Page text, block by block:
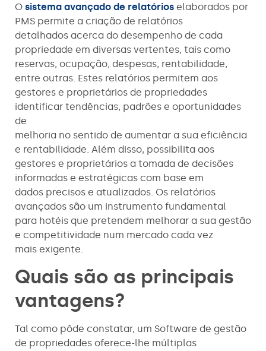
O sistema avançado de relatórios elaborados por
PMS permite a criação de relatórios
detalhados acerca do desempenho de cada
propriedade em diversas vertentes, tais como
reservas, ocupação, despesas, rentabilidade,
entre outras. Estes relatórios permitem aos
gestores e proprietários de propriedades
identificar tendências, padrões e oportunidades
de
melhoria no sentido de aumentar a sua eficiência
e rentabilidade. Além disso, possibilita aos
gestores e proprietários a tomada de decisões
informadas e estratégicas com base em
dados precisos e atualizados. Os relatórios
avançados são um instrumento fundamental
para hotéis que pretendem melhorar a sua gestão
e competitividade num mercado cada vez
mais exigente.
Quais são as principais
vantagens?
Tal como pôde constatar, um Software de gestão
de propriedades oferece-lhe múltiplas